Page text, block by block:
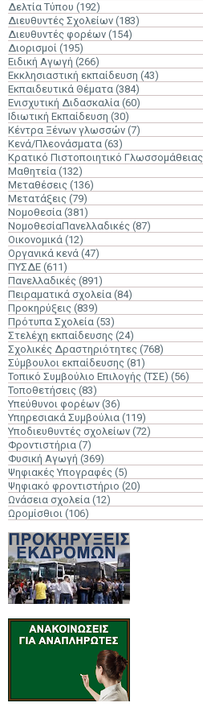
Δελτία Τύπου (192)
Διευθυντές Σχολείων (183)
Διευθυντές φορέων (154)
Διορισμοί (195)
Ειδική Αγωγή (266)
Εκκλησιαστική εκπαίδευση (43)
Εκπαιδευτικά Θέματα (384)
Ενισχυτική Διδασκαλία (60)
Ιδιωτική Εκπαίδευση (30)
Κέντρα Ξένων γλωσσών (7)
Κενά/Πλεονάσματα (63)
Κρατικό Πιστοποιητικό Γλωσσομάθειας
Μαθητεία (132)
Μεταθέσεις (136)
Μετατάξεις (79)
Νομοθεσία (381)
ΝομοθεσίαΠανελλαδικές (87)
Οικονομικά (12)
Οργανικά κενά (47)
ΠΥΣΔΕ (611)
Πανελλαδικές (891)
Πειραματικά σχολεία (84)
Προκηρύξεις (839)
Πρότυπα Σχολεία (53)
Στελέχη εκπαίδευσης (24)
Σχολικές Δραστηριότητες (768)
Σύμβουλοι εκπαίδευσης (81)
Τοπικό Συμβούλιο Επιλογής (ΤΣΕ) (56)
Τοποθετήσεις (83)
Υπεύθυνοι φορέων (36)
Υπηρεσιακά Συμβούλια (119)
Υποδιευθυντές σχολείων (72)
Φροντιστήρια (7)
Φυσική Αγωγή (369)
Ψηφιακές Υπογραφές (5)
Ψηφιακό φροντιστήριο (20)
Ωνάσεια σχολεία (12)
Ωρομίσθιοι (106)